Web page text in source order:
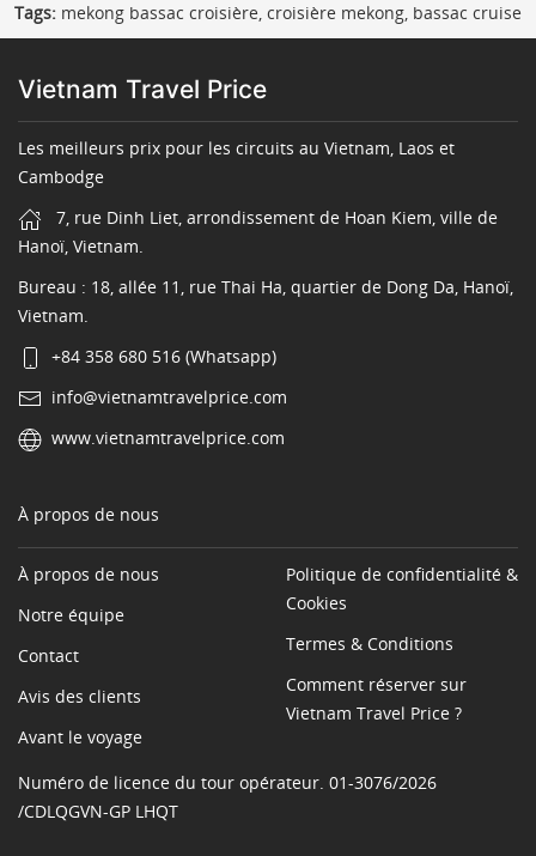
Tags: mekong bassac croisière, croisière mekong, bassac cruise
Vietnam Travel Price
Les meilleurs prix pour les circuits au Vietnam, Laos et
Cambodge
7, rue Dinh Liet, arrondissement de Hoan Kiem, ville de
Hanoï, Vietnam.
Bureau : 18, allée 11, rue Thai Ha, quartier de Dong Da, Hanoï,
Vietnam.
+84 358 680 516 (Whatsapp)
info@vietnamtravelprice.com
www.vietnamtravelprice.com
À propos de nous
À propos de nous
Notre équipe
Contact
Avis des clients
Avant le voyage
Politique de confidentialité &
Cookies
Termes & Conditions
Comment réserver sur
Vietnam Travel Price ?
Numéro de licence du tour opérateur. 01-3076/2026
/CDLQGVN-GP LHQT